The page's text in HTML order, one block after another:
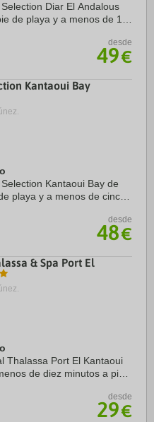
Diar El Andalous
de playa y a menos de 15
desde
49€
Kantaoui Bay
Kantaoui Bay de
playa y a menos de cinco
...
desde
48€
& Spa Port El
Thalassa Port El Kantaoui
de diez minutos a pie
desde
29€